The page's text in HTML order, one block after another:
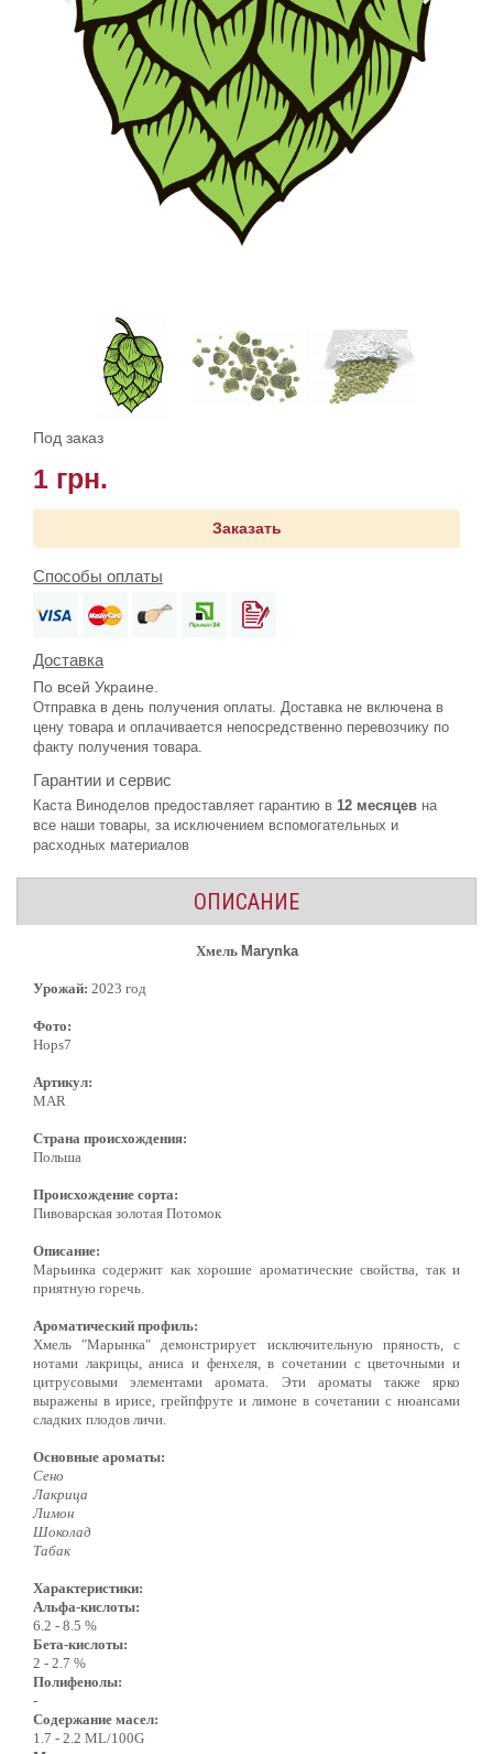
Под заказ
1 грн.
Заказать
Способы оплаты
Доставка
По всей Украине.
Отправка в день получения оплаты. Доставка не включена в
цену товара и оплачивается непосредственно перевозчику по
факту получения товара.
Гарантии и сервис
Каста Виноделов предоставляет гарантию в 12 месяцев на
все наши товары, за исключением вспомогательных и
расходных материалов
ОПИСАНИЕ
Хмель Marynka
Урожай: 2023 год
Фото:
Hops7
Артикул:
MAR
Страна происхождения:
Польша
Происхождение сорта:
Пивоварская золотая Потомок
Описание:
Марьинка содержит как хорошие ароматические свойства, так и
приятную горечь.
Ароматический профиль:
Хмель "Марынка" демонстрирует исключительную пряность, с
нотами лакрицы, аниса и фенхеля, в сочетании с цветочными и
цитрусовыми элементами аромата. Эти ароматы также ярко
выражены в ирисе, грейпфруте и лимоне в сочетании с нюансами
сладких плодов личи.
Основные ароматы:
Сено
Лакрица
Лимон
Шоколад
Табак
Характеристики:
Альфа-кислоты:
6.2 - 8.5 %
Бета-кислоты:
2 - 2.7 %
Полифенолы:
-
Содержание масел:
1.7 - 2.2 ML/100G